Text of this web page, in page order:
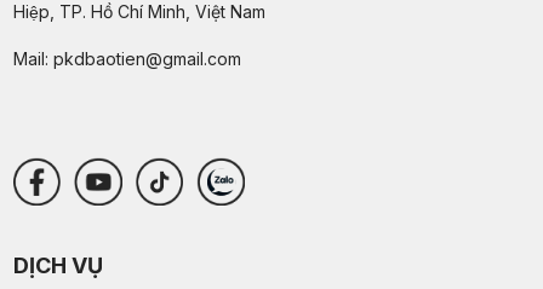
Hiệp, TP. Hồ Chí Minh, Việt Nam
Mail: pkdbaotien@gmail.com
DỊCH VỤ